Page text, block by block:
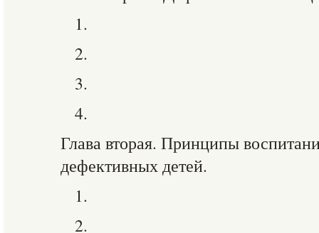
1.
2.
3.
4.
Глава вторая. Принципы
дефективных детей.
1.
2.